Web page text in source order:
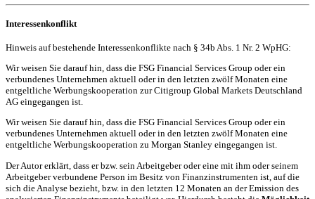
Interessenkonflikt
Hinweis auf bestehende Interessenkonflikte nach § 34b Abs. 1 Nr. 2 WpHG:
Wir weisen Sie darauf hin, dass die FSG Financial Services Group oder ein
verbundenes Unternehmen aktuell oder in den letzten zwölf Monaten eine
entgeltliche Werbungskooperation zur Citigroup Global Markets Deutschland
AG eingegangen ist.
Wir weisen Sie darauf hin, dass die FSG Financial Services Group oder ein
verbundenes Unternehmen aktuell oder in den letzten zwölf Monaten eine
entgeltliche Werbungskooperation zu Morgan Stanley eingegangen ist.
Der Autor erklärt, dass er bzw. sein Arbeitgeber oder eine mit ihm oder seinem
Arbeitgeber verbundene Person im Besitz von Finanzinstrumenten ist, auf die
sich die Analyse bezieht, bzw. in den letzten 12 Monaten an der Emission des